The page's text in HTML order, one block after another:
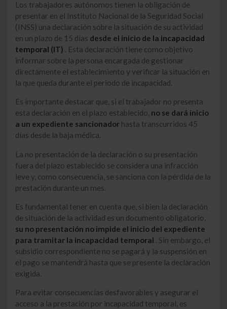
Los trabajadores autónomos tienen la obligación de
presentar en el Instituto Nacional de la Seguridad Social
(INSS) una declaración sobre la situación de su actividad
en un plazo de 15 días desde el inicio de la incapacidad
temporal (IT) . Esta declaración tiene como objetivo
informar sobre la persona encargada de gestionar
directamente el establecimiento y verificar la situación en
la que queda durante el periodo de incapacidad.
Es importante destacar que, si el trabajador no presenta
esta declaración en el plazo establecido, no se dará inicio
a un expediente sancionador hasta transcurridos 45
días desde la baja médica.
La no presentación de la declaración o su presentación
fuera del plazo establecido se considera una infracción
leve y, como consecuencia, se sanciona con la pérdida de la
prestación durante un mes.
Es fundamental tener en cuenta que, si bien la declaración
de situación de la actividad es un documento obligatorio,
su no presentación no impide el inicio del expediente
para tramitar la incapacidad temporal . Sin embargo, el
subsidio correspondiente no se pagará y la suspensión en
el pago se mantendrá hasta que se presente la declaración
exigida.
Para evitar consecuencias desfavorables y asegurar el
acceso a la prestación por incapacidad temporal, es